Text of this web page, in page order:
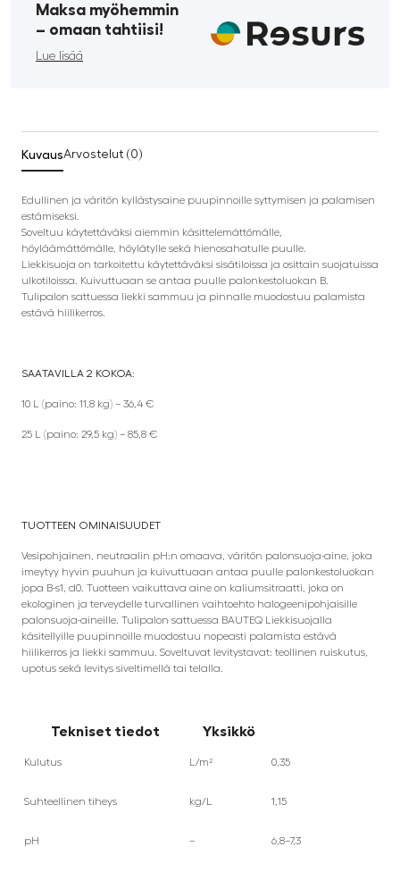
Maksa myöhemmin
­– omaan tahtiisi!
Lue lisää
KuvausArvostelut (0)
Edullinen ja väritön kyllästysaine puupinnoille syttymisen ja palamisen
estämiseksi.
Soveltuu käytettäväksi aiemmin käsittelemättömälle,
höyläämättömälle, höylätylle sekä hienosahatulle puulle.
Liekkisuoja on tarkoitettu käytettäväksi sisätiloissa ja osittain suojatuissa
ulkotiloissa. Kuivuttuaan se antaa puulle palonkestoluokan B.
Tulipalon sattuessa liekki sammuu ja pinnalle muodostuu palamista
estävä hiilikerros.
SAATAVILLA 2 KOKOA:
10 L (paino: 11,8 kg) – 36,4 €
25 L (paino: 29,5 kg) – 85,8 €
TUOTTEEN OMINAISUUDET
Vesipohjainen, neutraalin pH:n omaava, väritön palonsuoja-aine, joka
imeytyy hyvin puuhun ja kuivuttuaan antaa puulle palonkestoluokan
jopa B-s1, d0. Tuotteen vaikuttava aine on kaliumsitraatti, joka on
ekologinen ja terveydelle turvallinen vaihtoehto halogeenipohjaisille
palonsuoja-aineille. Tulipalon sattuessa BAUTEQ Liekkisuojalla
käsitellyille puupinnoille muodostuu nopeasti palamista estävä
hiilikerros ja liekki sammuu. Soveltuvat levitystavat: teollinen ruiskutus,
upotus sekä levitys siveltimellä tai telalla.
Tekniset tiedot Yksikkö
Kulutus L/m² 0,35
Suhteellinen tiheys kg/L 1,15
pH – 6,8–7,3